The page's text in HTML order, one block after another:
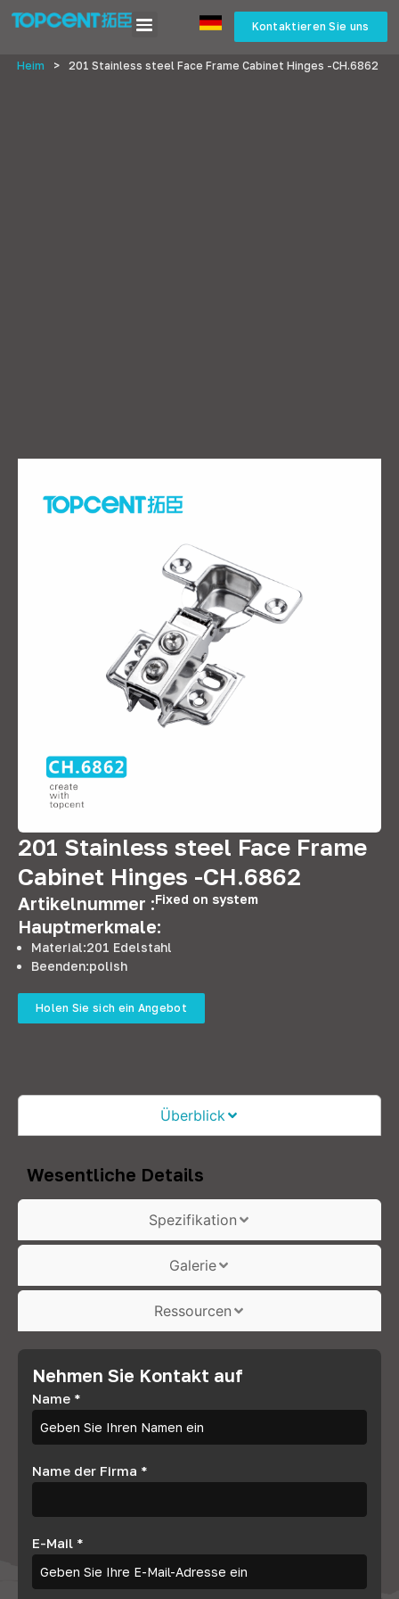
Kontaktieren Sie uns
Heim > 201 Stainless steel Face Frame Cabinet Hinges -CH.6862
201 Stainless steel Face Frame
Cabinet Hinges -CH.6862
Artikelnummer :Fixed on system
Hauptmerkmale:
Material:201 Edelstahl
Beenden:polish
Holen Sie sich ein Angebot
Überblick
Spezifikation
Galerie
Ressourcen
Wesentliche Details
Nehmen Sie Kontakt auf
Name *
Name der Firma *
E-Mail *